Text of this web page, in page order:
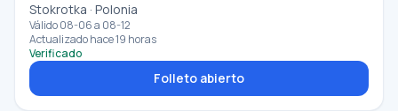
Stokrotka · Polonia
Válido 08-06 a 08-12
Actualizado hace 19 horas
Verificado
Folleto abierto